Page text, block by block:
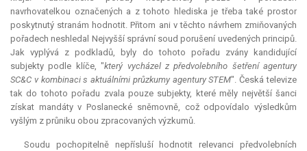
navrhovatelkou označených a z tohoto hlediska je třeba také prostor
poskytnutý stranám hodnotit. Přitom ani v těchto návrhem zmiňovaných
pořadech neshledal Nejvyšší správní soud porušení uvedených principů.
Jak vyplývá z podkladů, byly do tohoto pořadu zvány kandidující
subjekty podle klíče, "který vycházel z předvolebního šetření agentury
SC&C v kombinaci s aktuálními průzkumy agentury STEM". Česká televize
tak do tohoto pořadu zvala pouze subjekty, které měly největší šanci
získat mandáty v Poslanecké sněmovně, což odpovídalo výsledkům
vyšlým z průniku obou zpracovaných výzkumů.
Soudu pochopitelně nepřísluší hodnotit relevanci předvolebních